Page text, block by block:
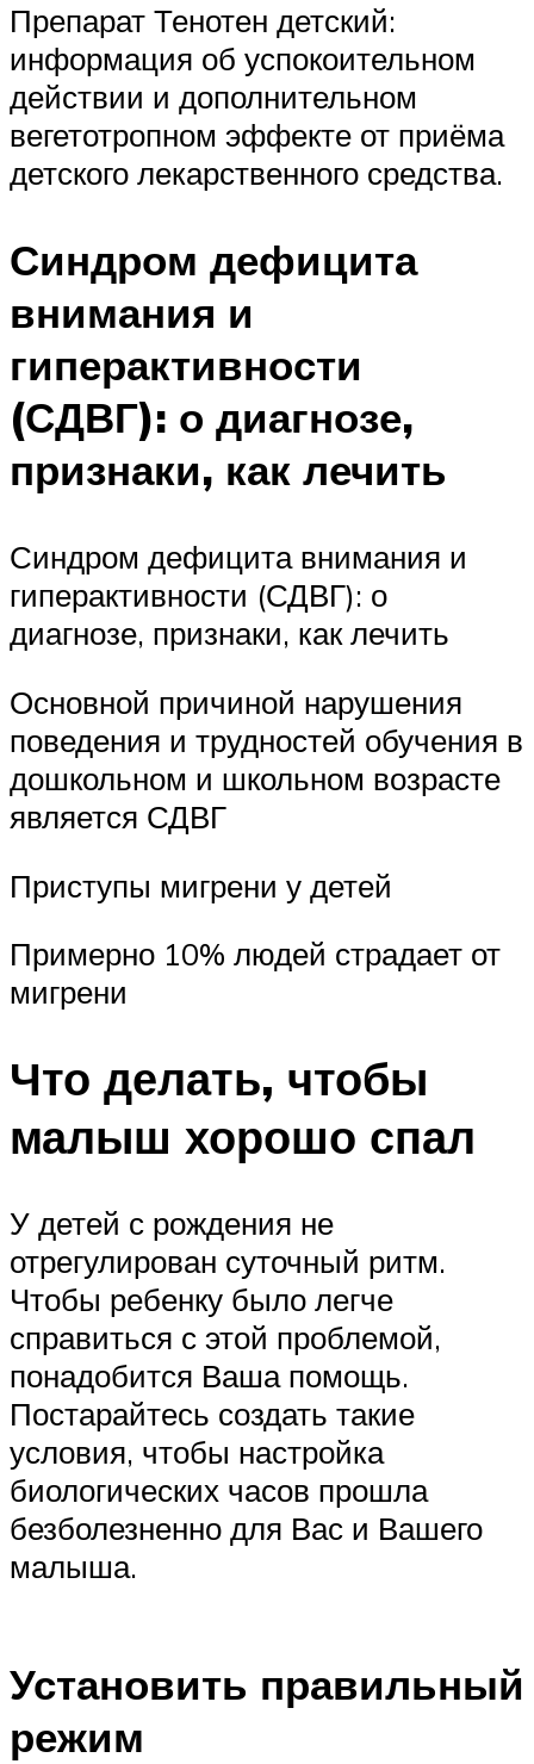
Препарат Тенотен детский:
информация об успокоительном
действии и дополнительном
вегетотропном эффекте от приёма
детского лекарственного средства.
Синдром дефицита
внимания и
гиперактивности
(СДВГ): о диагнозе,
признаки, как лечить
Синдром дефицита внимания и
гиперактивности (СДВГ): о
диагнозе, признаки, как лечить
Основной причиной нарушения
поведения и трудностей обучения в
дошкольном и школьном возрасте
является СДВГ
Приступы мигрени у детей
Примерно 10% людей страдает от
мигрени
Что делать, чтобы
малыш хорошо спал
У детей с рождения не
отрегулирован суточный ритм.
Чтобы ребенку было легче
справиться с этой проблемой,
понадобится Ваша помощь.
Постарайтесь создать такие
условия, чтобы настройка
биологических часов прошла
безболезненно для Вас и Вашего
малыша.
Установить правильный
режим